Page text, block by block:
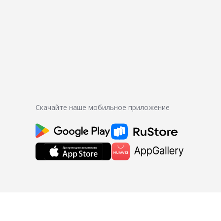
Скачайте наше мобильное приложение